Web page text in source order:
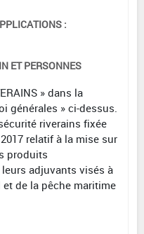
:
ET PERSONNES
» dans la
générales » ci-dessus.
riverains fixée
relatif à la mise sur
produits
adjuvants visés à
de la pêche maritime